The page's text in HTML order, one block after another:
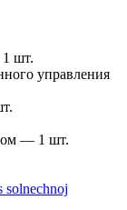
шт.
управления
— 1 шт.